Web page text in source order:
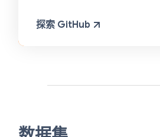
探索 GitHub